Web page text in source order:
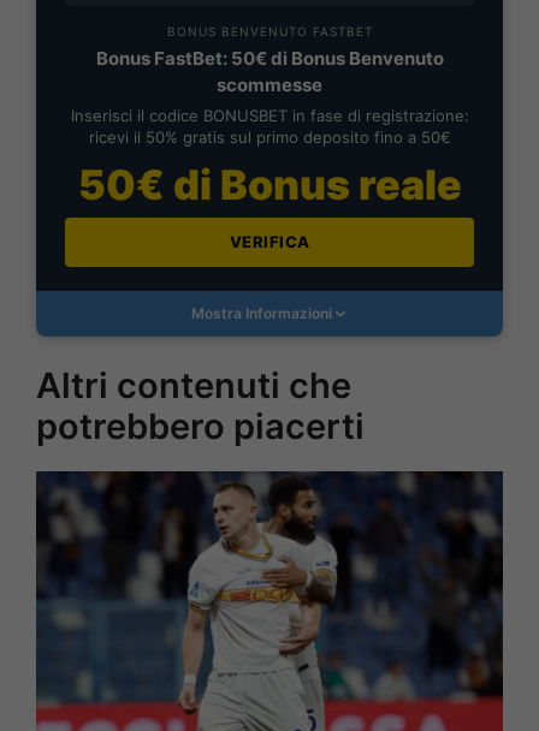
BONUS BENVENUTO FASTBET
Bonus FastBet: 50€ di Bonus Benvenuto
scommesse
Inserisci il codice BONUSBET in fase di registrazione:
ricevi il 50% gratis sul primo deposito fino a 50€
50€ di Bonus reale
VERIFICA
Mostra Informazioni
Altri contenuti che
potrebbero piacerti